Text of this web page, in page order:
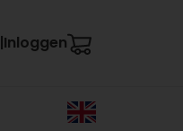
Inloggen